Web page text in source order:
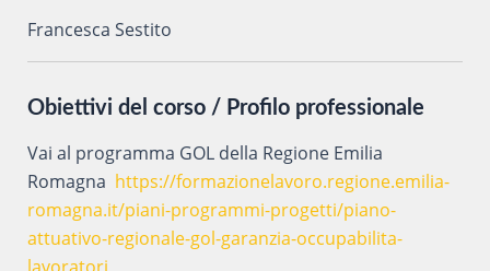
Francesca Sestito
Obiettivi del corso / Profilo professionale
Vai al programma GOL della Regione Emilia
Romagna https://formazionelavoro.regione.emilia-
romagna.it/piani-programmi-progetti/piano-
attuativo-regionale-gol-garanzia-occupabilita-